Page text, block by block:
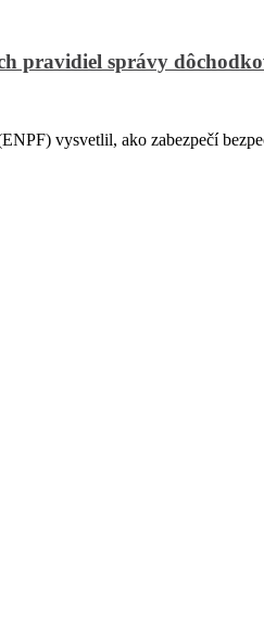
pravidiel správy
vysvetlil, ako zabezpečí